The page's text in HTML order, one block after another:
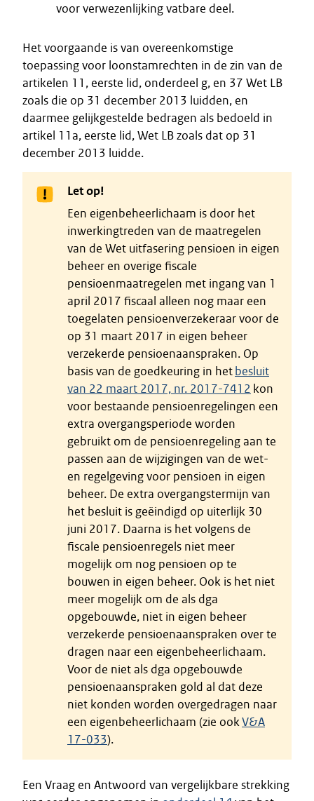
voor verwezenlijking vatbare deel.
Het voorgaande is van overeenkomstige
toepassing voor loonstamrechten in de zin van de
artikelen 11, eerste lid, onderdeel g, en 37 Wet LB
zoals die op 31 december 2013 luidden, en
daarmee gelijkgestelde bedragen als bedoeld in
artikel 11a, eerste lid, Wet LB zoals dat op 31
december 2013 luidde.
Let op!
Een eigenbeheerlichaam is door het
inwerkingtreden van de maatregelen
van de Wet uitfasering pensioen in eigen
beheer en overige fiscale
pensioenmaatregelen met ingang van 1
april 2017 fiscaal alleen nog maar een
toegelaten pensioenverzekeraar voor de
op 31 maart 2017 in eigen beheer
verzekerde pensioenaanspraken. Op
basis van de goedkeuring in het besluit
van 22 maart 2017, nr. 2017-7412 kon
voor bestaande pensioenregelingen een
extra overgangsperiode worden
gebruikt om de pensioenregeling aan te
passen aan de wijzigingen van de wet-
en regelgeving voor pensioen in eigen
beheer. De extra overgangstermijn van
het besluit is geëindigd op uiterlijk 30
juni 2017. Daarna is het volgens de
fiscale pensioenregels niet meer
mogelijk om nog pensioen op te
bouwen in eigen beheer. Ook is het niet
meer mogelijk om de als dga
opgebouwde, niet in eigen beheer
verzekerde pensioenaanspraken over te
dragen naar een eigenbeheerlichaam.
Voor de niet als dga opgebouwde
pensioenaanspraken gold al dat deze
niet konden worden overgedragen naar
een eigenbeheerlichaam (zie ookV&A
17-033).
Een Vraag en Antwoord van vergelijkbare strekking